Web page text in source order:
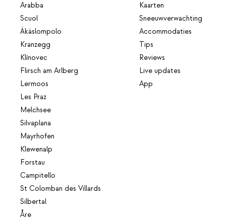
Arabba
Scuol
Äkäslompolo
Kranzegg
Klínovec
Flirsch am Arlberg
Lermoos
Les Praz
Melchsee
Silvaplana
Mayrhofen
Klewenalp
Forstau
Campitello
St Colomban des Villards
Silbertal
Åre
Kaarten
Sneeuwverwachting
Accommodaties
Tips
Reviews
Live updates
App